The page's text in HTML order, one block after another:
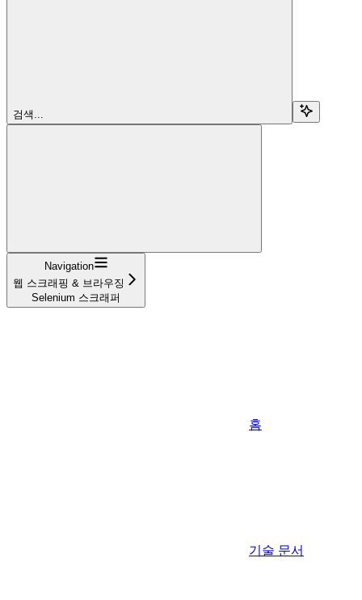
검색...
Navigation
웹 스크래핑 & 브라우징
Selenium 스크래퍼
홈
기술 문서